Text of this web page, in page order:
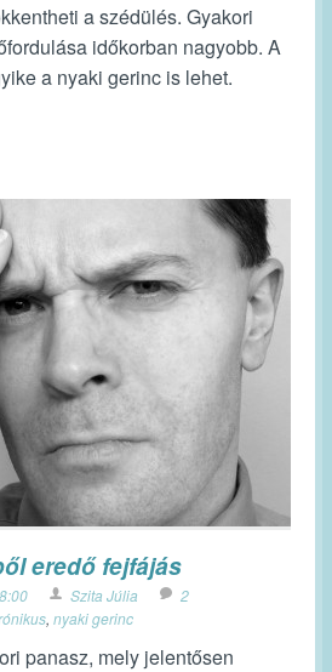
a szédülés. Gyakori
időkorban nagyobb. A
a nyaki gerinc is lehet.
eredő fejfájás
Szita Júlia
2
, nyaki gerinc
panasz, mely jelentősen